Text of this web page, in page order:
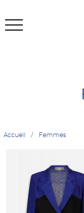
Accueil Femmes